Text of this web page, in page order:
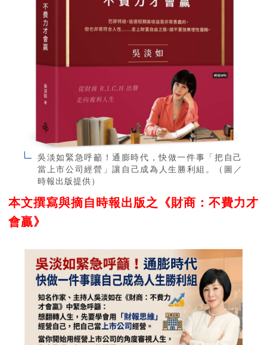
吳淡如緊急呼籲！通膨時代，快做一件事「把自己
當上市公司經營」讓自己成為人生勝利組。（圖／
時報出版提供）
本文撰寫與摘自時報出版之《財商：不費力才
會贏》